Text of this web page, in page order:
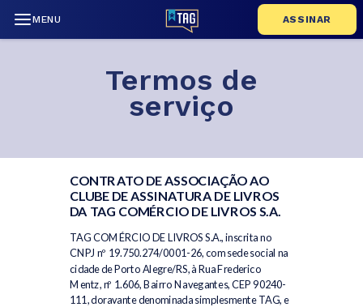
CONTRATO DE ASSOCIAÇÃO AO
CLUBE DE ASSINATURA DE LIVROS
DA TAG COMÉRCIO DE LIVROS S.A.
TAG COMÉRCIO DE LIVROS S.A., inscrita no
CNPJ nº 19.750.274/0001-26, com sede social na
cidade de Porto Alegre/RS, à Rua Frederico
Mentz, nº 1.606, Bairro Navegantes, CEP 90240-
111, doravante denominada simplesmente TAG, e
Termos de
serviço
MENU ASSINAR